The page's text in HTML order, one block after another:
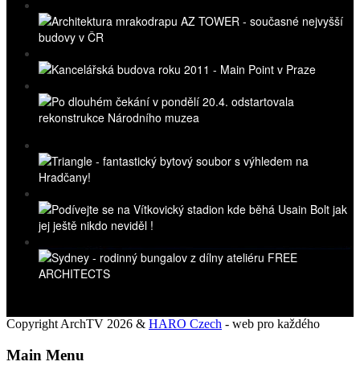
Copyright ArchTV 2026 & HARO Czech - web pro každého
Main Menu